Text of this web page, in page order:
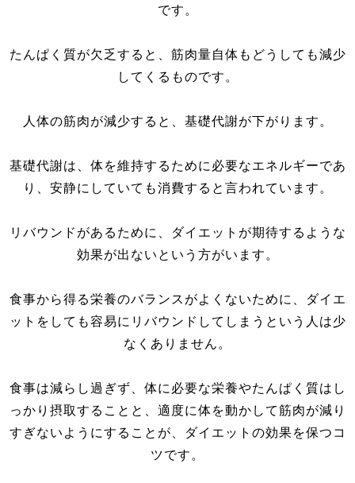
です。
たんぱく質が欠乏すると、筋肉量自体もどうしても減少
してくるものです。
人体の筋肉が減少すると、基礎代謝が下がります。
基礎代謝は、体を維持するために必要なエネルギーであ
り、安静にしていても消費すると言われています。
リバウンドがあるために、ダイエットが期待するような
効果が出ないという方がいます。
食事から得る栄養のバランスがよくないために、ダイエ
ットをしても容易にリバウンドしてしまうという人は少
なくありません。
食事は減らし過ぎず、体に必要な栄養やたんぱく質はし
っかり摂取することと、適度に体を動かして筋肉が減り
すぎないようにすることが、ダイエットの効果を保つコ
ツです。